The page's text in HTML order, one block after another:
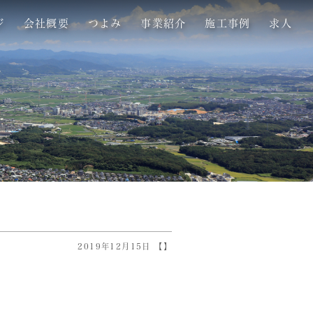
会社概要 つよみ 事業紹介 施工事例 求人
2019年12月15日 【】